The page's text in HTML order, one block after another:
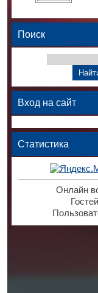
Поиск
Вход на сайт
Статистика
Онлайн